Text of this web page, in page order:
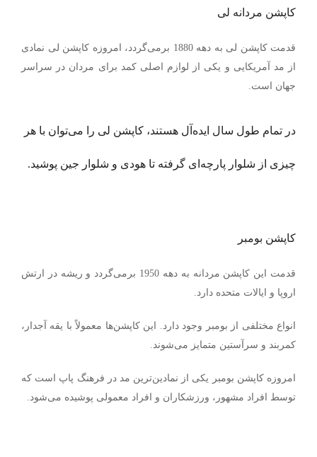
کاپشن مردانه لی
قدمت کاپشن لی به دهه 1880 برمی‌گردد، امروزه کاپشن لی نمادی
از مد آمریکایی و یکی از لوازم اصلی کمد برای مردان در سراسر
جهان است.
در تمام طول سال ایده‌آل هستند، کاپشن لی را می‌توان با هر
چیزی از شلوار پارچه‌ای گرفته تا هودی و شلوار جین پوشید.
کاپشن بومبر
قدمت این کاپشن مردانه به دهه 1950 برمی‌گردد و ریشه در ارتش
اروپا و ایالات متحده دارد.
انواع مختلفی از بومبر وجود دارد. این کاپشن‌ها معمولاً با یقه آجدار،
کمربند و سرآستین متمایز می‌شوند.
امروزه کاپشن بومبر یکی از نمادین‌ترین مد در فرهنگ پاپ است که
توسط افراد مشهور، ورزشکاران و افراد معمولی پوشیده می‌شود.